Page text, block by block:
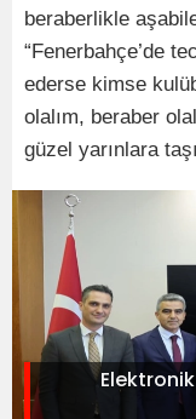
beraberlikle
“Fenerbahçe’de
ederse kimse
olalım, beraber
güzel yarınlara